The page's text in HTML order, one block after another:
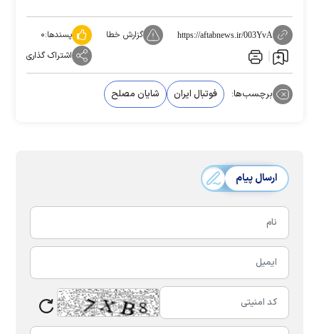
https://aftabnews.ir/003YvA گزارش خطا پسندها:۰
اشتراک گذاری
برچسب‌ها: فوتبال ایران شایان مصلح
ارسال پیام